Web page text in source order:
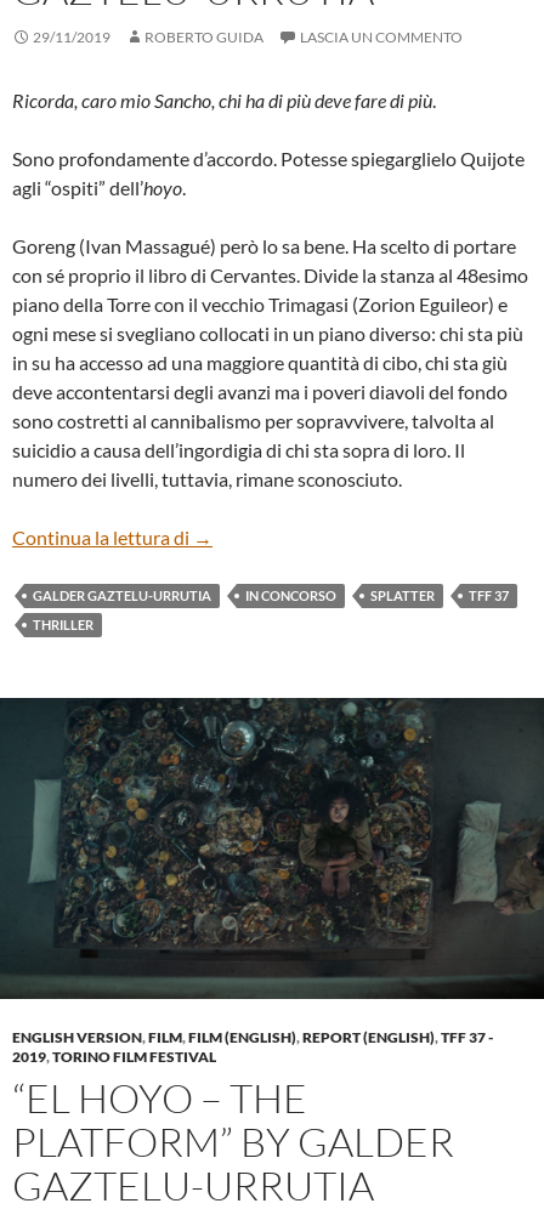
29/11/2019 ROBERTO GUIDA LASCIA UN COMMENTO
Ricorda, caro mio Sancho, chi ha di più deve fare di più.
Sono profondamente d’accordo. Potesse spiegarglielo Quijote
agli “ospiti” dell’hoyo.
Goreng (Ivan Massagué) però lo sa bene. Ha scelto di portare
con sé proprio il libro di Cervantes. Divide la stanza al 48esimo
piano della Torre con il vecchio Trimagasi (Zorion Eguileor) e
ogni mese si svegliano collocati in un piano diverso: chi sta più
in su ha accesso ad una maggiore quantità di cibo, chi sta giù
deve accontentarsi degli avanzi ma i poveri diavoli del fondo
sono costretti al cannibalismo per sopravvivere, talvolta al
suicidio a causa dell’ingordigia di chi sta sopra di loro. Il
numero dei livelli, tuttavia, rimane sconosciuto.
Continua la lettura di “EL HOYO – THE PLATFORM” DI
→
GALDER GAZTELU-URRUTIA IN CONCORSO SPLATTER
TFF 37
THRILLER
ENGLISH VERSION,FILM,FILM (ENGLISH),REPORT (ENGLISH),TFF 37 -
2019,TORINO FILM FESTIVAL
“EL HOYO – THE
PLATFORM” BY GALDER
GAZTELU-URRUTIA